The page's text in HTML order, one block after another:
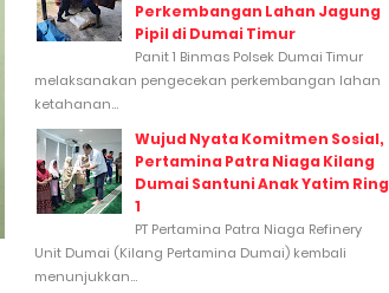
Perkembangan Lahan Jagung
Pipil di Dumai Timur
Panit 1 Binmas Polsek Dumai Timur
melaksanakan pengecekan perkembangan lahan
ketahanan...
Wujud Nyata Komitmen Sosial,
Pertamina Patra Niaga Kilang
Dumai Santuni Anak Yatim Ring
1
PT Pertamina Patra Niaga Refinery
Unit Dumai (Kilang Pertamina Dumai) kembali
menunjukkan...